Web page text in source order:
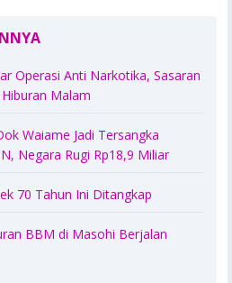
Operasi Anti Narkotika, Sasaran
Malam
Waiame Jadi Tersangka
Negara Rugi Rp18,9 Miliar
70 Tahun Ini Ditangkap
BBM di Masohi Berjalan